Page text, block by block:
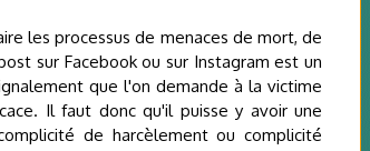
les processus de menaces de mort, de
sur Facebook ou sur Instagram est un
que l'on demande à la victime
Il faut donc qu'il puisse y avoir une
de harcèlement ou complicité